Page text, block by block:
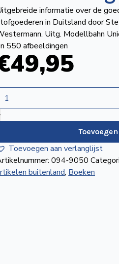
informatie over de
in Duitsland door
Uitg. Modellbahn
550 afbeeldingen
49,95
Toevoegen aan verlanglijst
094-9050
buitenland, Boeken